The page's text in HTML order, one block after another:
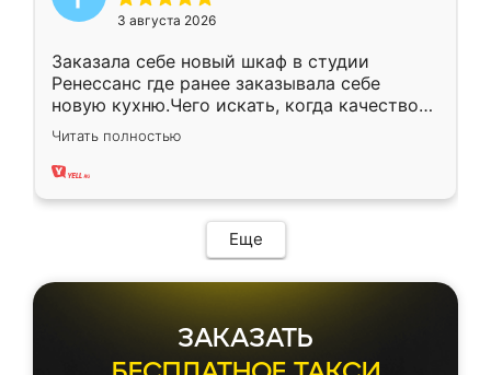
3 августа 2026
Заказала себе новый шкаф в студии
Ренессанс где ранее заказывала себе
новую кухню.Чего искать, когда качеством
вполне довольна. Служит кухня уже почти
два года, нареканий нет.
Читать полностью
Еще
ЗАКАЗАТЬ